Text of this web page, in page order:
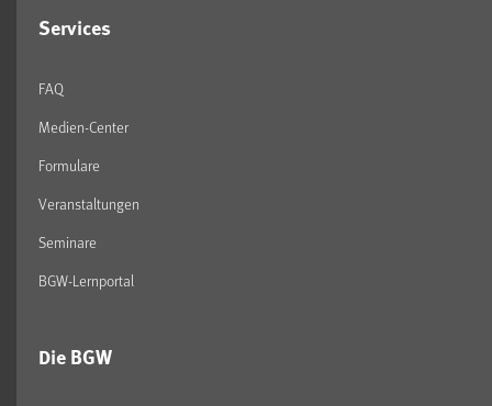
Services
FAQ
Medien-Center
Formulare
Veranstaltungen
Seminare
BGW-Lernportal
Die BGW